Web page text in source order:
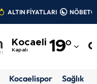
ALTIN FİYATLARI
Kocaeli
Kapalı 19°
Adıyaman
Kocaelispor Sağlık